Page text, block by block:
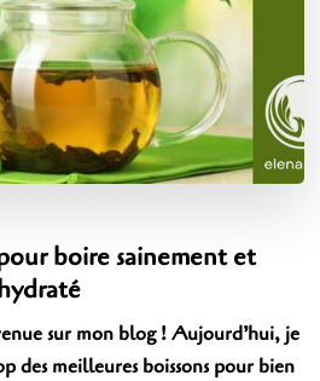
boire sainement et
sur mon blog ! Aujourd’hui, je
des meilleures boissons pour bien